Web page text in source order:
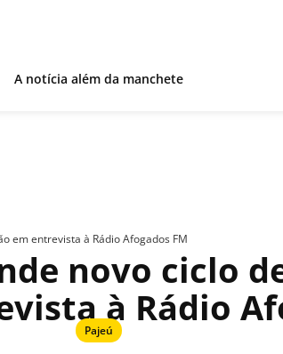
A notícia além da manchete
em entrevista à Rádio Afogados FM
novo ciclo
à Rádio
Pajeú